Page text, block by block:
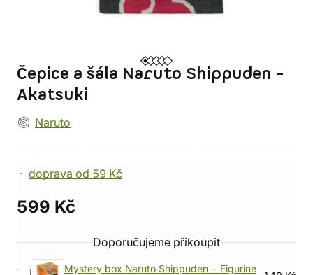
Čepice a šála Naruto Shippuden -
Akatsuki
Naruto
doprava od 59 Kč
599 Kč
Doporučujeme přikoupit
Mystery box Naruto Shippuden - Figurine